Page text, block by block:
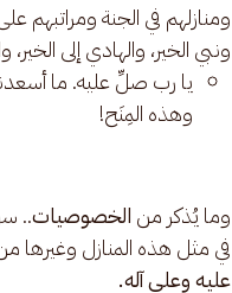
ومنازلهم في الجنة ومراتبهم
ونبي الخير، والهادي إلى
يا رب صلِّ عليه. ما
وهذه المِنَح!
وما يُذكر من الخصوصيات..
في مثل هذه المنازل وغيرها
عليه وعلى آله.